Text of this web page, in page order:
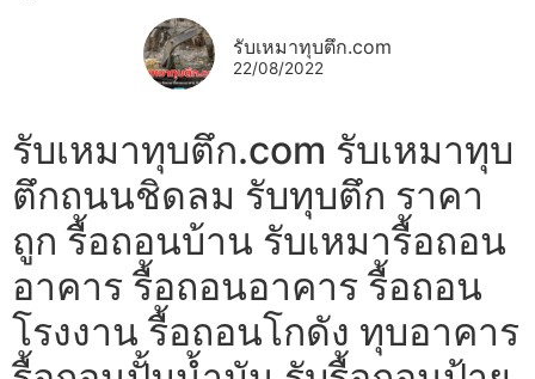
รับเหมาทุบตึก.com
22/08/2022
รับเหมาทุบตึก.com รับเหมาทุบ
ตึกถนนชิดลม รับทุบตึก ราคา
ถูก รื้อถอนบ้าน รับเหมารื้อถอน
อาคาร รื้อถอนอาคาร รื้อถอน
โรงงาน รื้อถอนโกดัง ทุบอาคาร